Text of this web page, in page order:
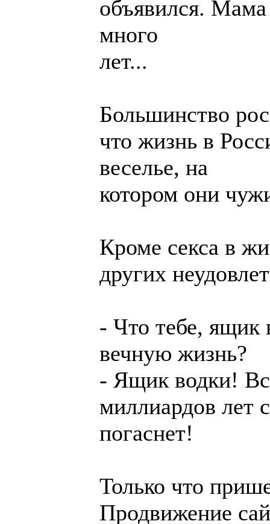
объявился.
много
лет...
Большинство
что жизнь в
веселье, на
котором они
Кроме секса в
других
- Что тебе, ящик
вечную жизнь?
- Ящик водки!
миллиардов лет
погаснет!
Только что
Продвижение